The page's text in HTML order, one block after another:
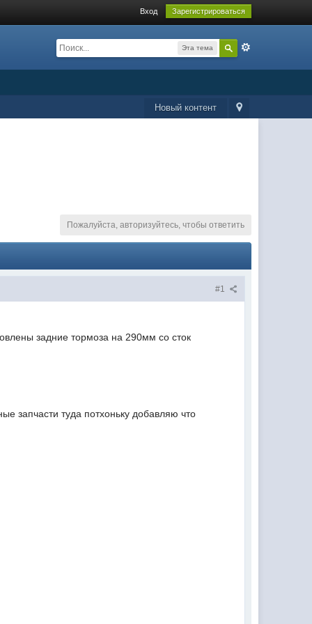
Вход Зарегистрироваться
Эта тема
Новый контент
Пожалуйста, авторизуйтесь, чтобы ответить
#1
задние тормоза на 290мм со сток
запчасти туда потхоньку добавляю что